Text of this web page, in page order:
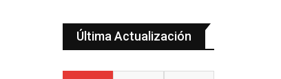
Última Actualización